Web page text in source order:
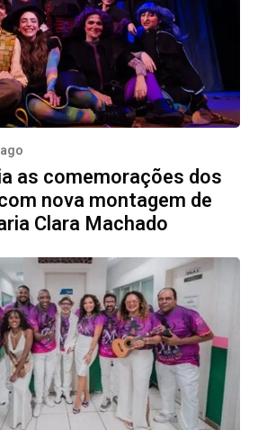
as comemorações dos
nova montagem de
Clara Machado